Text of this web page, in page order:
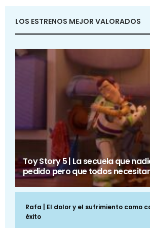
LOS ESTRENOS MEJOR VALORADOS
Toy Story 5 | La secuela que
pedido pero que todos
Rafa | El dolor y el sufrimiento como
éxito